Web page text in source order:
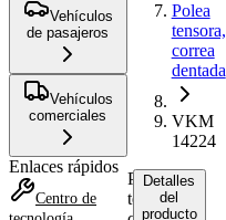
Vehículos
de pasajeros
Vehículos
comerciales
Enlaces rápidos
Centro de
Polea
tensora,
correa
dentada
VKM
14224
Polea
tensora,
Detalles
del
producto